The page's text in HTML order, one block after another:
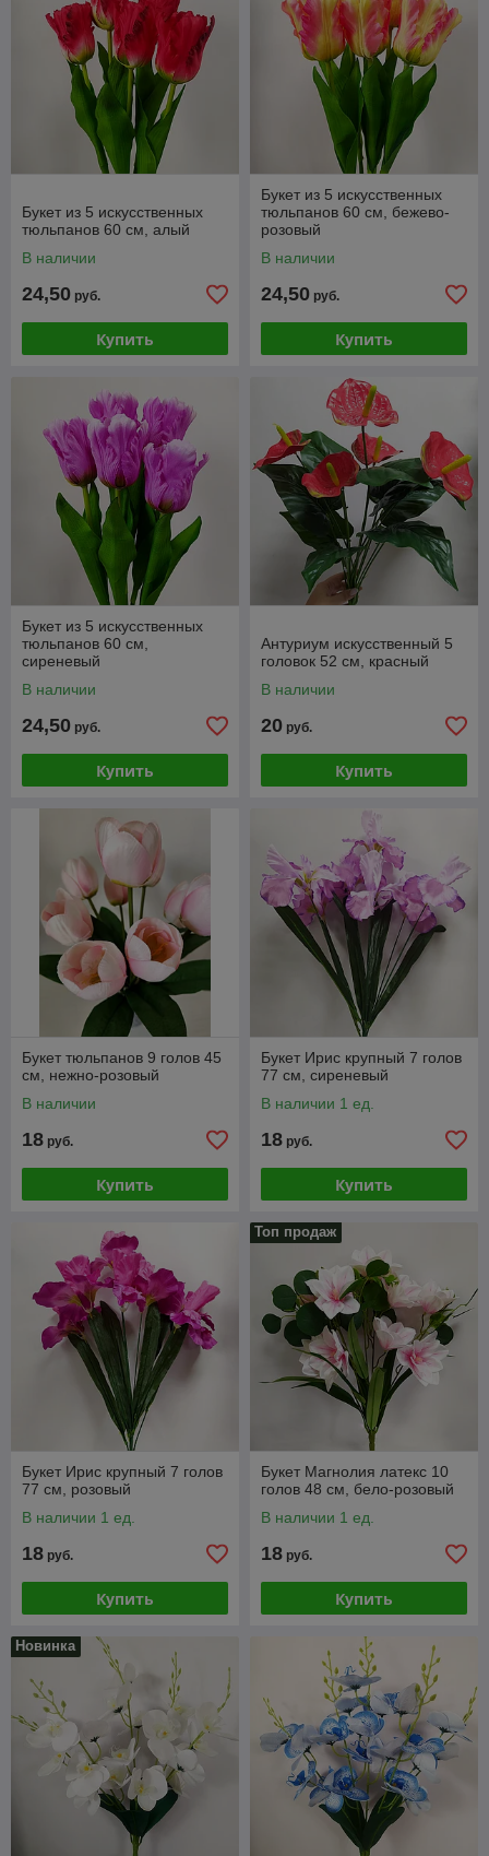
Букет из 5 искусственных
тюльпанов 60 см, алый
В наличии
24,50 руб.
Купить
Букет из 5 искусственных
тюльпанов 60 см, бежево-
розовый
В наличии
24,50 руб.
Купить
Букет из 5 искусственных
тюльпанов 60 см,
сиреневый
В наличии
24,50 руб.
Купить
Антуриум искусственный 5
головок 52 см, красный
В наличии
20 руб.
Купить
Букет тюльпанов 9 голов 45
см, нежно-розовый
В наличии
18 руб.
Купить
Букет Ирис крупный 7 голов
77 см, сиреневый
В наличии 1 ед.
18 руб.
Купить
Букет Ирис крупный 7 голов
77 см, розовый
В наличии 1 ед.
18 руб.
Купить
Топ продаж
Букет Магнолия латекс 10
голов 48 см, бело-розовый
В наличии 1 ед.
18 руб.
Купить
Новинка